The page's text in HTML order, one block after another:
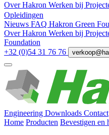
Over Hakron Werken bij
Opleidingen
Nieuws FAQ Hakron Green
Over Hakron Werken bij
Foundation
+32 (0)54 31 76 76
Engineering Downloads Contact
Home Producten Bevestigen en